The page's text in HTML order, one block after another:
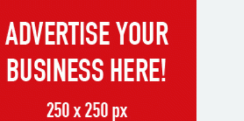
পড়ে রেলকর্মীর মৃত্যু
রাষ্ট্রপতি নির্বাচনের চূড়ান্ত তারিখ
ঘোষণা